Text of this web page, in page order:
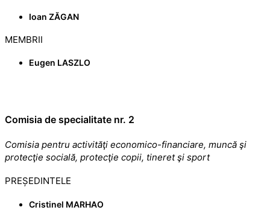
Ioan ZĂGAN
MEMBRII
Eugen LASZLO
Comisia de specialitate nr. 2
Comisia pentru activităţi economico-financiare, muncă şi
protecţie socială, protecţie copii, tineret şi sport
PREȘEDINTELE
Cristinel MARHAO